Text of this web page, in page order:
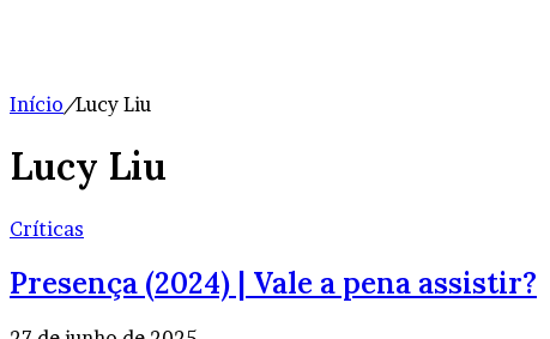
Início/Lucy Liu
Lucy Liu
Críticas
Presença (2024) | Vale a pena assistir?